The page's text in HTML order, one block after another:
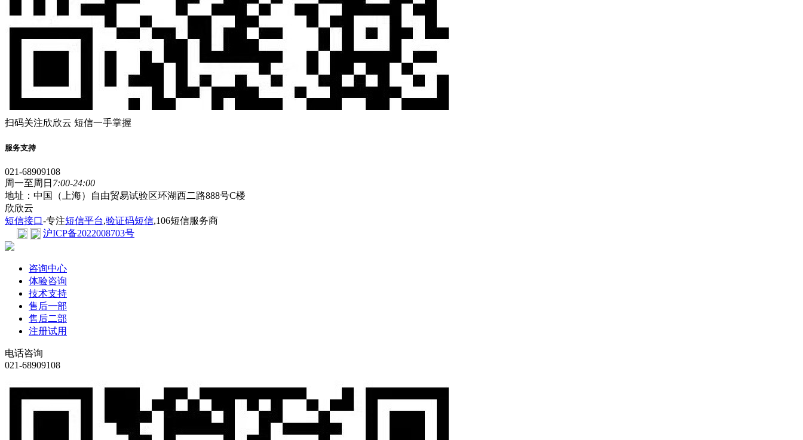
扫码关注欣欣云 短信一手掌握
服务支持
021-68909108
周一至周日 7:00-24:00
地址：中国（上海）自由贸易试验区环湖西二路888号C楼
欣欣云
短信接口-专注短信平台,验证码短信,106短信服务商
沪ICP备2022008703号
咨询中心
体验咨询
技术支持
售后一部
售后二部
注册试用
电话咨询
021-68909108